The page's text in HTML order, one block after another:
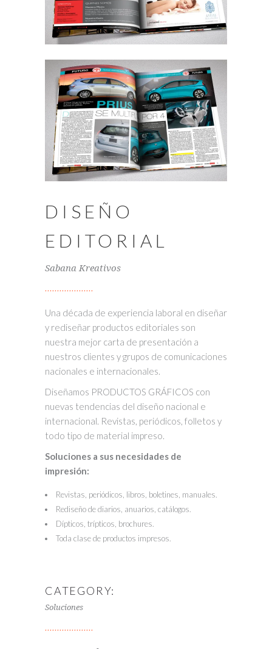
DISEÑO
EDITORIAL
Sabana Kreativos
Una década de experiencia laboral en diseñar
y rediseñar productos editoriales son
nuestra mejor carta de presentación a
nuestros clientes y grupos de comunicaciones
nacionales e internacionales.
Diseñamos PRODUCTOS GRÁFICOS con
nuevas tendencias del diseño nacional e
internacional. Revistas, periódicos, folletos y
todo tipo de material impreso.
Soluciones a sus necesidades de
impresión:
Revistas, periódicos, libros, boletines, manuales.
Rediseño de diarios, anuarios, catálogos.
Dípticos, trípticos, brochures.
Toda clase de productos impresos.
CATEGORY:
Soluciones